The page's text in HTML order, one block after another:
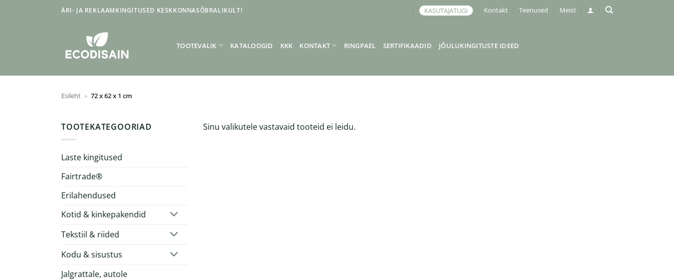
ÄRI- JA REKLAAMKINGITUSED KESKKONNASÕBRALIKULT! KASUTAJATUGI Kontakt Teenused Meist
TOOTEVALIK KATALOOGID KKK KONTAKT RINGPAEL SERTIFIKAADID JÕULUKINGITUSTE IDEED
Esileht » 72 x 62 x 1 cm
TOOTEKATEGOORIAD
Laste kingitused
Fairtrade®
Erilahendused
Kotid & kinkepakendid
Tekstiil & riided
Kodu & sisustus
Jalgrattale, autole
Sinu valikutele vastavaid tooteid ei leidu.